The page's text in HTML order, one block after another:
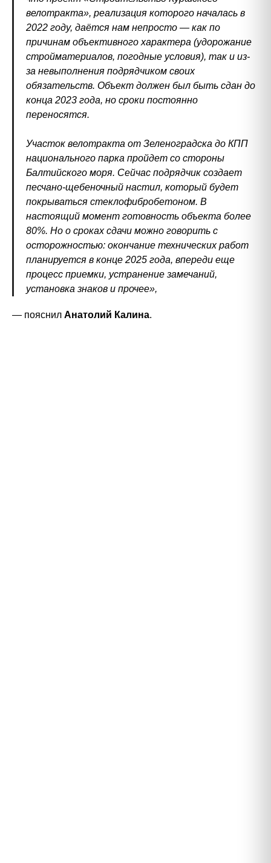
велотракта», реализация которого началась в
2022 году, даётся нам непросто — как по
причинам объективного характера (удорожание
стройматериалов, погодные условия), так и из-
за невыполнения подрядчиком своих
обязательств. Объект должен был быть сдан до
конца 2023 года, но сроки постоянно
переносятся.
Участок велотракта от Зеленоградска до КПП
национального парка пройдет со стороны
Балтийского моря. Сейчас подрядчик создает
песчано-щебеночный настил, который будет
покрываться стеклофибробетоном. В
настоящий момент готовность объекта более
80%. Но о сроках сдачи можно говорить с
осторожностью: окончание технических работ
планируется в конце 2025 года, впереди еще
процесс приемки, устранение замечаний,
установка знаков и прочее»,
— пояснил Анатолий Калина.